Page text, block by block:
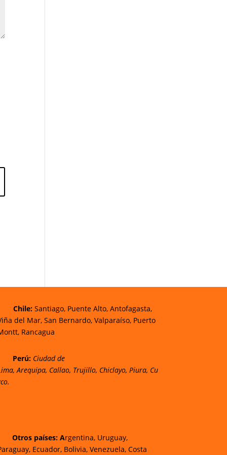
Chile:Santiago, Puente Alto, Antofagasta,
del Mar, San Bernardo, Valparaíso, Puerto
Rancagua
Perú: Ciudad de
,Arequipa, Callao, Trujillo, Chiclayo, Piura, Cu
Otros países: Argentina, Uruguay,
Ecuador, Bolivia, Venezuela, Costa